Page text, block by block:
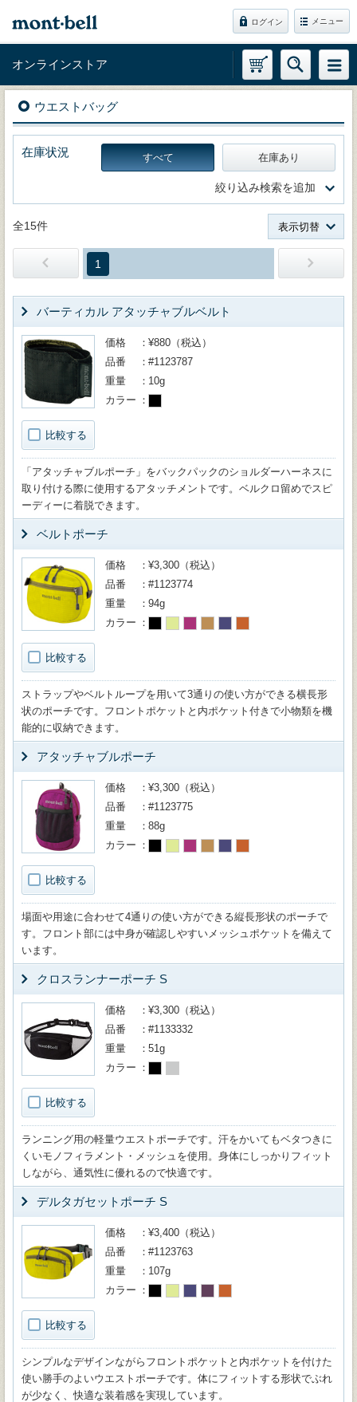
ログイン メニュー
オンラインストア
ウエストバッグ
在庫状況 すべて 在庫あり
絞り込み検索を追加
全15件 表示切替
1
バーティカル アタッチャブルベルト
比較する
価格
¥880（税込）
品番
#1123787
重量
10g
カラー
「アタッチャブルポーチ」をバックパックのショルダーハーネスに
取り付ける際に使用するアタッチメントです。ベルクロ留めでスピ
ーディーに着脱できます。
ベルトポーチ
比較する
価格
¥3,300（税込）
品番
#1123774
重量
94g
カラー
ストラップやベルトループを用いて3通りの使い方ができる横長形
状のポーチです。フロントポケットと内ポケット付きで小物類を機
能的に収納できます。
アタッチャブルポーチ
比較する
価格
¥3,300（税込）
品番
#1123775
重量
88g
カラー
場面や用途に合わせて4通りの使い方ができる縦長形状のポーチで
す。フロント部には中身が確認しやすいメッシュポケットを備えて
います。
クロスランナーポーチ S
比較する
価格
¥3,300（税込）
品番
#1133332
重量
51g
カラー
ランニング用の軽量ウエストポーチです。汗をかいてもベタつきに
くいモノフィラメント・メッシュを使用。身体にしっかりフィット
しながら、通気性に優れるので快適です。
デルタガセットポーチ S
比較する
価格
¥3,400（税込）
品番
#1123763
重量
107g
カラー
シンプルなデザインながらフロントポケットと内ポケットを付けた
使い勝手のよいウエストポーチです。体にフィットする形状でぶれ
が少なく、快適な装着感を実現しています。